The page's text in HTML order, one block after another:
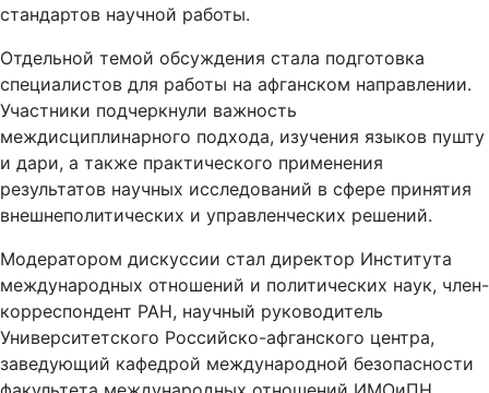
стандартов научной работы.
Отдельной темой обсуждения стала подготовка
специалистов для работы на афганском направлении.
Участники подчеркнули важность
междисциплинарного подхода, изучения языков пушту
и дари, а также практического применения
результатов научных исследований в сфере принятия
внешнеполитических и управленческих решений.
Модератором дискуссии стал директор Института
международных отношений и политических наук, член-
корреспондент РАН, научный руководитель
Университетского Российско-афганского центра,
заведующий кафедрой международной безопасности